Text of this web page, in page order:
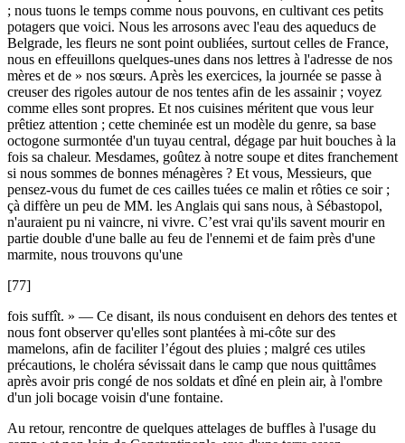
; nous tuons le temps comme nous pouvons, en cultivant ces petits
potagers que voici. Nous les arrosons avec l'eau des aqueducs de
Belgrade, les fleurs ne sont point oubliées, surtout celles de France,
nous en effeuillons quelques-unes dans nos lettres à l'adresse de nos
mères et de » nos sœurs. Après les exercices, la journée se passe à
creuser des rigoles autour de nos tentes afin de les assainir ; voyez
comme elles sont propres. Et nos cuisines méritent que vous leur
prêtiez attention ; cette cheminée est un modèle du genre, sa base
octogone surmontée d'un tuyau central, dégage par huit bouches à la
fois sa chaleur. Mesdames, goûtez à notre soupe et dites franchement
si nous sommes de bonnes ménagères ? Et vous, Messieurs, que
pensez-vous du fumet de ces cailles tuées ce malin et rôties ce soir ;
çà diffère un peu de MM. les Anglais qui sans nous, à Sébastopol,
n'auraient pu ni vaincre, ni vivre. C’est vrai qu'ils savent mourir en
partie double d'une balle au feu de l'ennemi et de faim près d'une
marmite, nous trouvons qu'une
[77]
fois suffît. » — Ce disant, ils nous conduisent en dehors des tentes et
nous font observer qu'elles sont plantées à mi-côte sur des
mamelons, afin de faciliter l’égout des pluies ; malgré ces utiles
précautions, le choléra sévissait dans le camp que nous quittâmes
après avoir pris congé de nos soldats et dîné en plein air, à l'ombre
d'un joli bocage voisin d'une fontaine.
Au retour, rencontre de quelques attelages de buffles à l'usage du